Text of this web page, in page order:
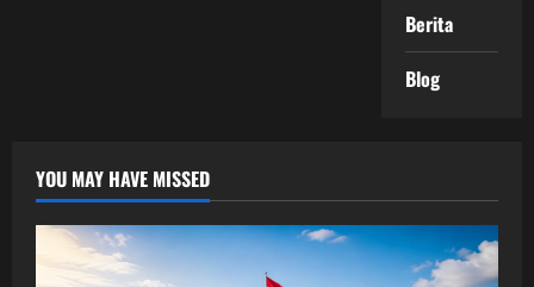
Berita
Blog
YOU MAY HAVE MISSED